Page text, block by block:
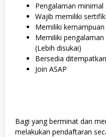
Pengalaman
Wajib memiliki
Memiliki
Memiliki
(Lebih disukai)
Bersedia
Join ASAP
Bagi yang berminat dan
melakukan pendaftaran